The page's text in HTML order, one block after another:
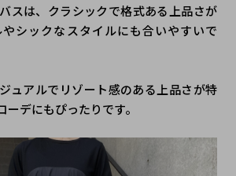
スは、クラシックで格式ある上品さが
シックなスタイルにも合いやすいで
ュアルでリゾート感のある上品さが特
デにもぴったりです。